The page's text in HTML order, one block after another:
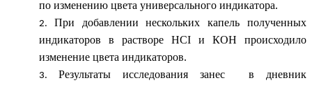
по изменению цвета универсального индикатора.
При добавлении нескольких капель полученных
индикаторов в растворе HCI и КOH происходило
изменение цвета индикаторов.
Результаты исследования занес в дневник